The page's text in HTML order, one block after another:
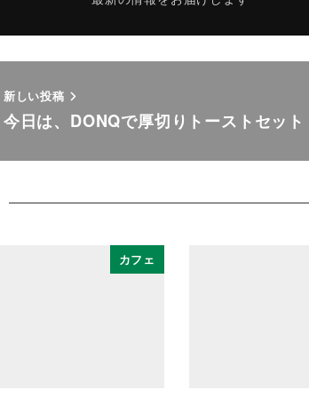
新しい投稿
今日は、DONQで厚切りトーストセット
カフェ